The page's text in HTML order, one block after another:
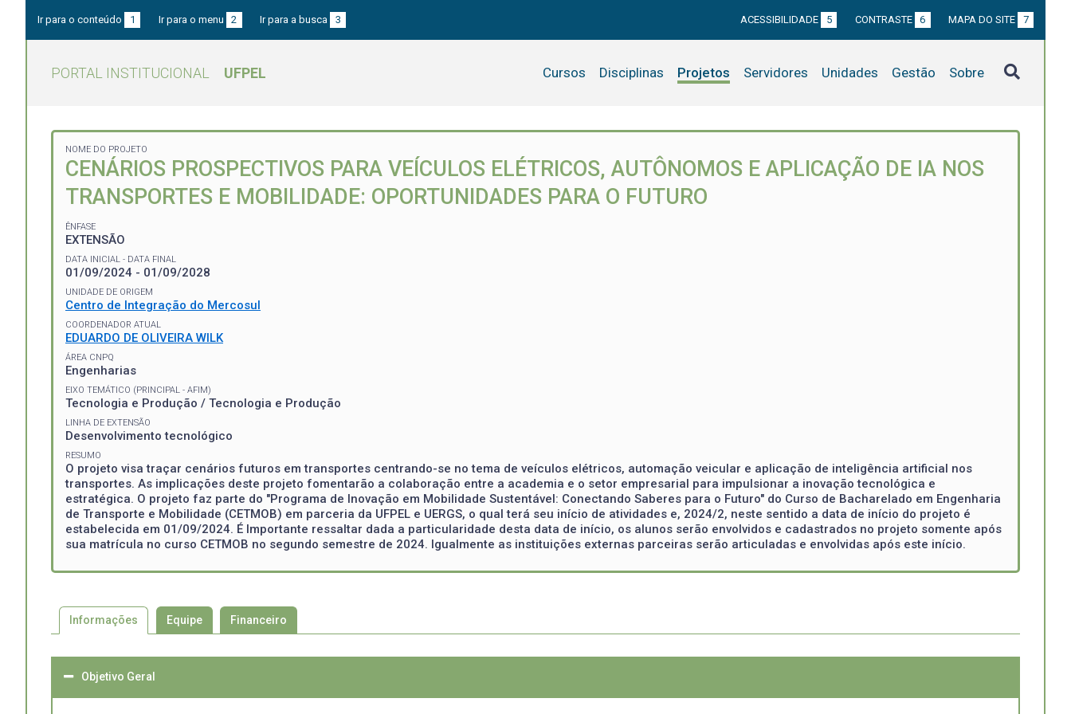
Ir para o conteúdo 1 Ir para o menu 2 Ir para a busca 3 ACESSIBILIDADE 5 CONTRASTE 6 MAPA DO SITE 7
PORTAL INSTITUCIONAL UFPEL Cursos Disciplinas Projetos Servidores Unidades Gestão Sobre
NOME DO PROJETO
CENÁRIOS PROSPECTIVOS PARA VEÍCULOS ELÉTRICOS, AUTÔNOMOS E APLICAÇÃO DE IA NOS
TRANSPORTES E MOBILIDADE: OPORTUNIDADES PARA O FUTURO
ÊNFASE
EXTENSÃO
DATA INICIAL - DATA FINAL
01/09/2024 - 01/09/2028
UNIDADE DE ORIGEM
Centro de Integração do Mercosul
COORDENADOR ATUAL
EDUARDO DE OLIVEIRA WILK
ÁREA CNPQ
Engenharias
EIXO TEMÁTICO (PRINCIPAL - AFIM)
Tecnologia e Produção / Tecnologia e Produção
LINHA DE EXTENSÃO
Desenvolvimento tecnológico
RESUMO
O projeto visa traçar cenários futuros em transportes centrando-se no tema de veículos elétricos, automação veicular e aplicação de inteligência artificial nos
transportes. As implicações deste projeto fomentarão a colaboração entre a academia e o setor empresarial para impulsionar a inovação tecnológica e
estratégica. O projeto faz parte do "Programa de Inovação em Mobilidade Sustentável: Conectando Saberes para o Futuro" do Curso de Bacharelado em Engenharia
de Transporte e Mobilidade (CETMOB) em parceria da UFPEL e UERGS, o qual terá seu início de atividades e, 2024/2, neste sentido a data de início do projeto é
estabelecida em 01/09/2024. É Importante ressaltar dada a particularidade desta data de início, os alunos serão envolvidos e cadastrados no projeto somente após
sua matrícula no curso CETMOB no segundo semestre de 2024. Igualmente as instituições externas parceiras serão articuladas e envolvidas após este início.
Informações Equipe Financeiro
Objetivo Geral